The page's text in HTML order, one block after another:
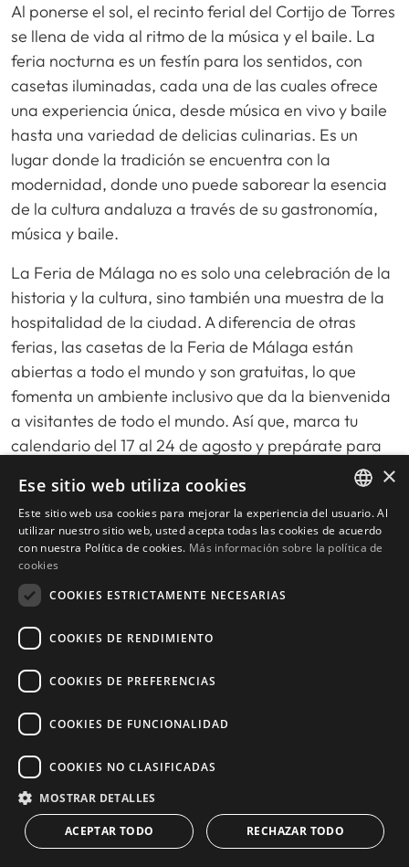
Al ponerse el sol, el recinto ferial del Cortijo de Torres
se llena de vida al ritmo de la música y el baile. La
feria nocturna es un festín para los sentidos, con
casetas iluminadas, cada una de las cuales ofrece
una experiencia única, desde música en vivo y baile
hasta una variedad de delicias culinarias. Es un
lugar donde la tradición se encuentra con la
modernidad, donde uno puede saborear la esencia
de la cultura andaluza a través de su gastronomía,
música y baile.
La Feria de Málaga no es solo una celebración de la
historia y la cultura, sino también una muestra de la
hospitalidad de la ciudad. A diferencia de otras
ferias, las casetas de la Feria de Málaga están
abiertas a todo el mundo y son gratuitas, lo que
fomenta un ambiente inclusivo que da la bienvenida
a visitantes de todo el mundo. Así que, marca tu
calendario del 17 al 24 de agosto y prepárate para
ser parte de un festival que es realmente el corazón
del verano andaluz.
Diversión en Familia bajo el Sol:
Actividades Inolvidables en la Costa del
templado, es un paraíso para las familias que
buscan aventuras. Desde los sinuosos senderos de
Mijas hasta los emocionantes toboganes de agua de
Aquamijas, hay una gran cantidad de actividades
que prometen diversión para todas las edades.
Sumerjámonos en el corazón de la aventura familiar
en esta vibrante región de España.
CONTACT US
ENGLISH
SPANISH
×
Ese sitio web utiliza cookies
Este sitio web usa cookies para mejorar la experiencia del usuario. Al
utilizar nuestro sitio web, usted acepta todas las cookies de acuerdo
con nuestra Política de cookies. Más información sobre la política de
cookies
COOKIES ESTRICTAMENTE NECESARIAS
COOKIES DE RENDIMIENTO
COOKIES DE PREFERENCIAS
COOKIES DE FUNCIONALIDAD
COOKIES NO CLASIFICADAS
MOSTRAR DETALLES
ACEPTAR TODO RECHAZAR TODO